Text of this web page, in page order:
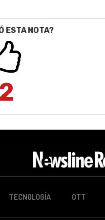
ESTA NOTA?
2
TECNOLOGÍA OTT